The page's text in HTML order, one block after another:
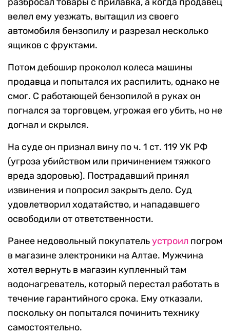
велел ему уезжать, вытащил из своего
автомобиля бензопилу и разрезал несколько
ящиков с фруктами.
Потом дебошир проколол колеса машины
продавца и попытался их распилить, однако не
смог. С работающей бензопилой в руках он
погнался за торговцем, угрожая его убить, но не
догнал и скрылся.
На суде он признал вину по ч. 1 ст. 119 УК РФ
(угроза убийством или причинением тяжкого
вреда здоровью). Пострадавший принял
извинения и попросил закрыть дело. Суд
удовлетворил ходатайство, и нападавшего
освободили от ответственности.
Ранее недовольный покупательустроил погром
в магазине электроники на Алтае. Мужчина
хотел вернуть в магазин купленный там
водонагреватель, который перестал работать в
течение гарантийного срока. Ему отказали,
поскольку он попытался починить технику
самостоятельно.